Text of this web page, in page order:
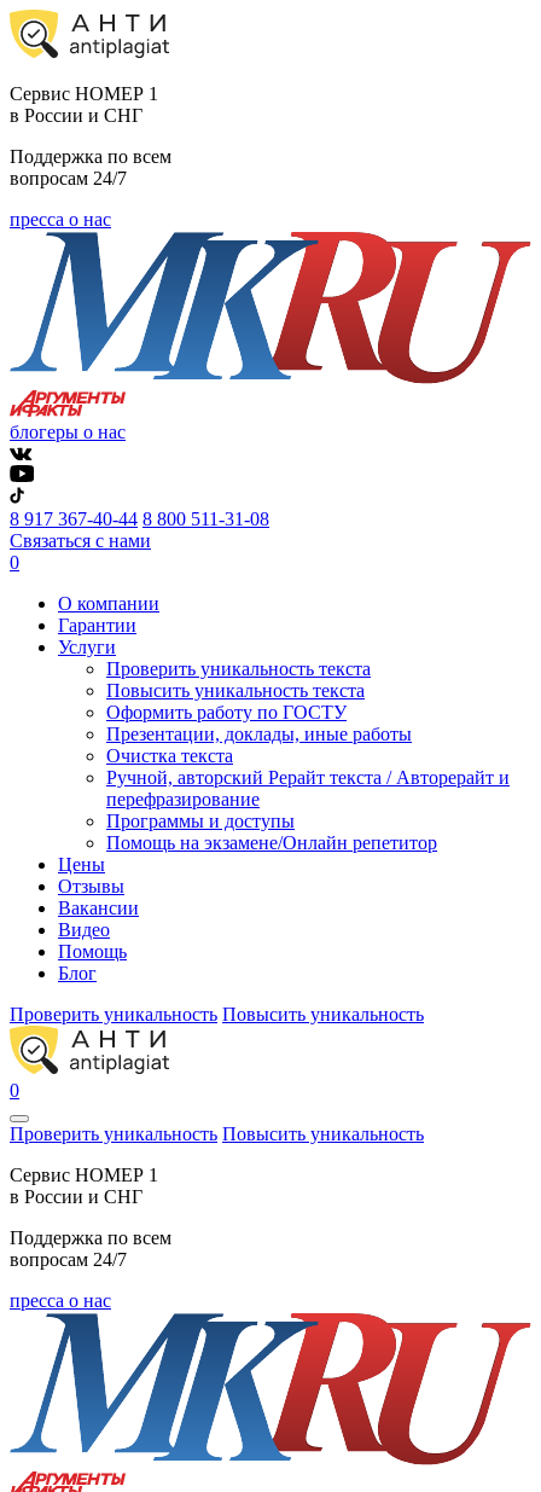
Cервис НОМЕР 1
в России и СНГ
Поддержка по всем
вопросам 24/7
пресса о нас
блогеры о нас
8 917 367-40-44 8 800 511-31-08
Связаться с нами
0
О компании
Гарантии
Услуги
Проверить уникальность текста
Повысить уникальность текста
Оформить работу по ГОСТУ
Презентации, доклады, иные работы
Очистка текста
Ручной, авторский Рерайт текста / Авторерайт и
перефразирование
Программы и доступы
Помощь на экзамене/Онлайн репетитор
Цены
Отзывы
Вакансии
Видео
Помощь
Блог
Проверить уникальность Повысить уникальность
0
Проверить уникальность Повысить уникальность
Cервис НОМЕР 1
в России и СНГ
Поддержка по всем
вопросам 24/7
пресса о нас